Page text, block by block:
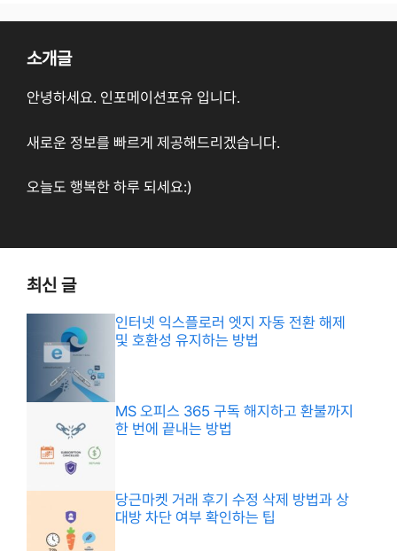
소개글
안녕하세요. 인포메이션포유 입니다.
새로운 정보를 빠르게 제공해드리겠습니다.
오늘도 행복한 하루 되세요:)
최신 글
인터넷 익스플로러 엣지 자동 전환 해제
및 호환성 유지하는 방법
MS 오피스 365 구독 해지하고 환불까지
한 번에 끝내는 방법
당근마켓 거래 후기 수정 삭제 방법과 상
대방 차단 여부 확인하는 팁